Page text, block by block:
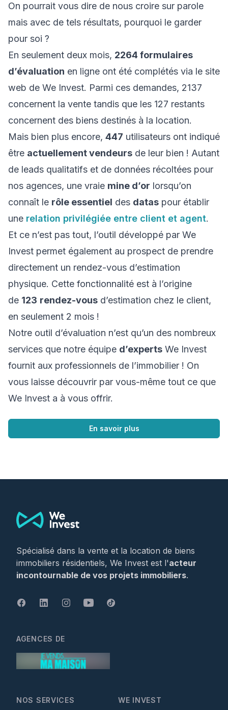
On pourrait vous dire de nous croire sur parole
mais avec de tels résultats, pourquoi le garder
pour soi ?
En seulement deux mois, 2264 formulaires
d’évaluation en ligne ont été complétés via le site
web de We Invest. Parmi ces demandes, 2137
concernent la vente tandis que les 127 restants
concernent des biens destinés à la location.
Mais bien plus encore, 447 utilisateurs ont indiqué
être actuellement vendeurs de leur bien ! Autant
de leads qualitatifs et de données récoltées pour
nos agences, une vraie mine d’or lorsqu’on
connaît le rôle essentiel des datas pour établir
une relation privilégiée entre client et agent.
Et ce n’est pas tout, l’outil développé par We
Invest permet également au prospect de prendre
directement un rendez-vous d’estimation
physique. Cette fonctionnalité est à l’origine
de 123 rendez-vous d’estimation chez le client,
en seulement 2 mois !
Notre outil d’évaluation n’est qu’un des nombreux
services que notre équipe d’experts We Invest
fournit aux professionnels de l’immobilier ! On
vous laisse découvrir par vous-même tout ce que
We Invest a à vous offrir.
En savoir plus
Spécialisé dans la vente et la location de biens
immobiliers résidentiels, We Invest est l'acteur
incontournable de vos projets immobiliers.
NOS SERVICES WE INVEST
AGENCES DE